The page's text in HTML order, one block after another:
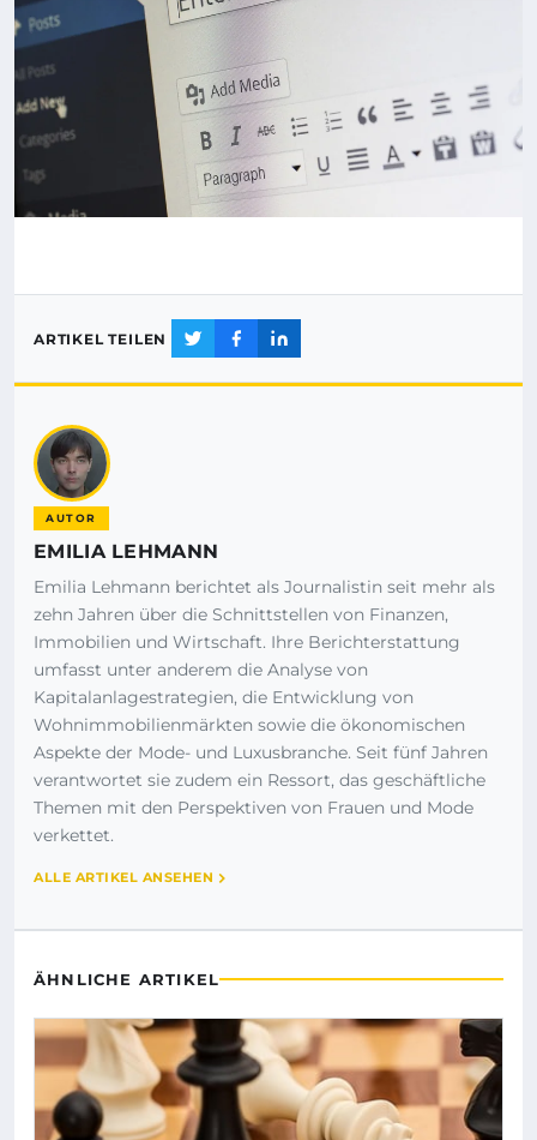
ARTIKEL TEILEN
AUTOR
EMILIA LEHMANN
Emilia Lehmann berichtet als Journalistin seit mehr als
zehn Jahren über die Schnittstellen von Finanzen,
Immobilien und Wirtschaft. Ihre Berichterstattung
umfasst unter anderem die Analyse von
Kapitalanlagestrategien, die Entwicklung von
Wohnimmobilienmärkten sowie die ökonomischen
Aspekte der Mode- und Luxusbranche. Seit fünf Jahren
verantwortet sie zudem ein Ressort, das geschäftliche
Themen mit den Perspektiven von Frauen und Mode
verkettet.
ALLE ARTIKEL ANSEHEN
ÄHNLICHE ARTIKEL